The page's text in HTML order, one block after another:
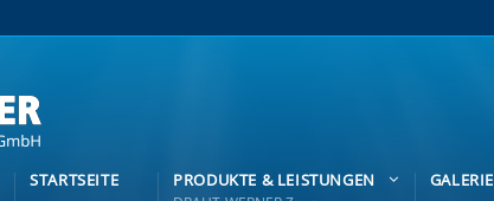
STARTSEITE PRODUKTE & LEISTUNGEN GALERIE